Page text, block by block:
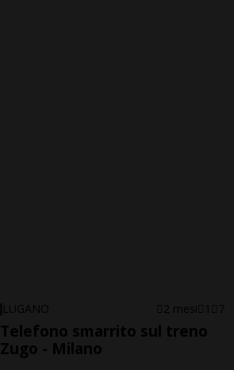
LUGANO 2 mesi 1 7
Telefono smarrito sul treno
Zugo - Milano